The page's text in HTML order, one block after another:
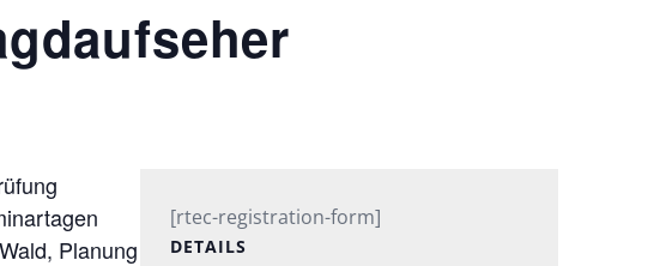
Planung
[rtec-registration-form]
DETAILS